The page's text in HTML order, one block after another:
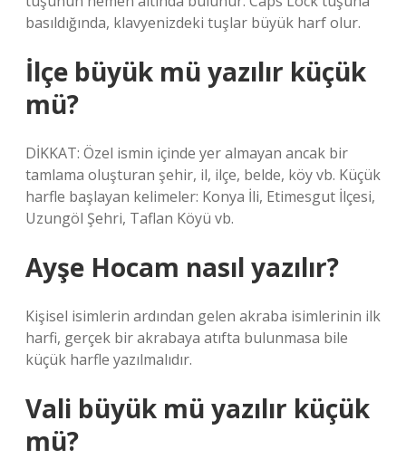
basıldığında, klavyenizdeki tuşlar büyük harf olur.
İlçe büyük mü yazılır küçük
mü?
DİKKAT: Özel ismin içinde yer almayan ancak bir
tamlama oluşturan şehir, il, ilçe, belde, köy vb. Küçük
harfle başlayan kelimeler: Konya İli, Etimesgut İlçesi,
Uzungöl Şehri, Taflan Köyü vb.
Ayşe Hocam nasıl yazılır?
Kişisel isimlerin ardından gelen akraba isimlerinin ilk
harfi, gerçek bir akrabaya atıfta bulunmasa bile
küçük harfle yazılmalıdır.
Vali büyük mü yazılır küçük
mü?